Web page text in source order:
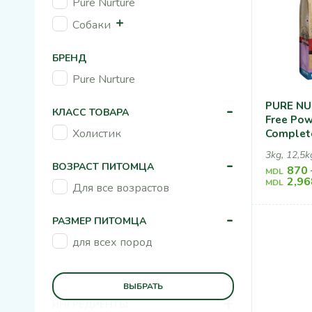
Собаки
БРЕНД
Pure Nurture
КЛАСС ТОВАРА -
Холистик
ВОЗРАСТ ПИТОМЦА -
Для все возрастов
РАЗМЕР ПИТОМЦА -
для всех пород
ВЕС +
ИНГРЕДИЕНТЫ +
ВЫБРАТЬ
PURE
Free
For All
Grains
Potato,
Для
3kg,
MDL 870
MDL